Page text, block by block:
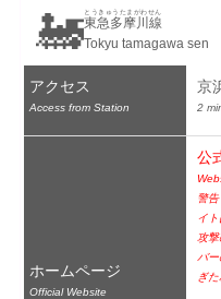
🚂東急多摩川線
とうきゅうたまがわせん
Tokyu tamagawa sen
アクセス
Access from Station
京
2
ホームページ
Official Website
公
警
イ
攻
バ
ぎ